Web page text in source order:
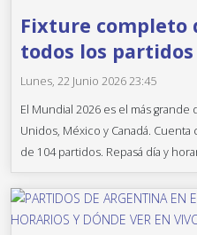
Fixture completo
todos los
Lunes, 22 Junio 2026 23:45
El Mundial 2026 es el más
Unidos, México y Canadá.
de 104 partidos. Repasá día y